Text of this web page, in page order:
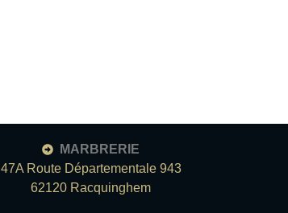
MARBRERIE
47A Route Départementale 943
62120 Racquinghem